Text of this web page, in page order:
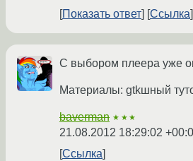
Показать ответ
Ссылка
С выбором плеера уже
Материалы: gtkшный
baverman ★★★
21.08.2012 18:29:02
Ссылка